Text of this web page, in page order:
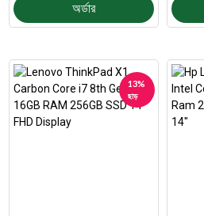
অর্ডার
13%
ছাড়